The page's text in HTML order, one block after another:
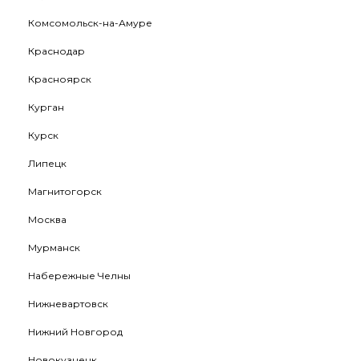
Комсомольск-на-Амуре
Краснодар
Красноярск
Курган
Курск
Липецк
Магнитогорск
Москва
Мурманск
Набережные Челны
Нижневартовск
Нижний Новгород